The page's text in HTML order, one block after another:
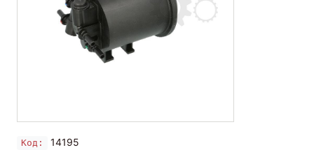
Код: 14195